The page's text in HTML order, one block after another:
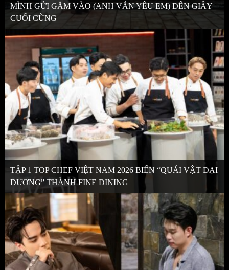
MÌNH GỬI GẮM VÀO (ANH VẪN YÊU EM) ĐẾN GIÂY
CUỐI CÙNG
TẬP 1 TOP CHEF VIỆT NAM 2026 BIẾN “QUÁI VẬT ĐẠI
DƯƠNG” THÀNH FINE DINING